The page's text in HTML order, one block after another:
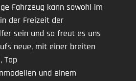
Fahrzeug kann sowohl im
der Freizeit der
sein und so freut es uns
neue, mit einer breiten
Top
und einem